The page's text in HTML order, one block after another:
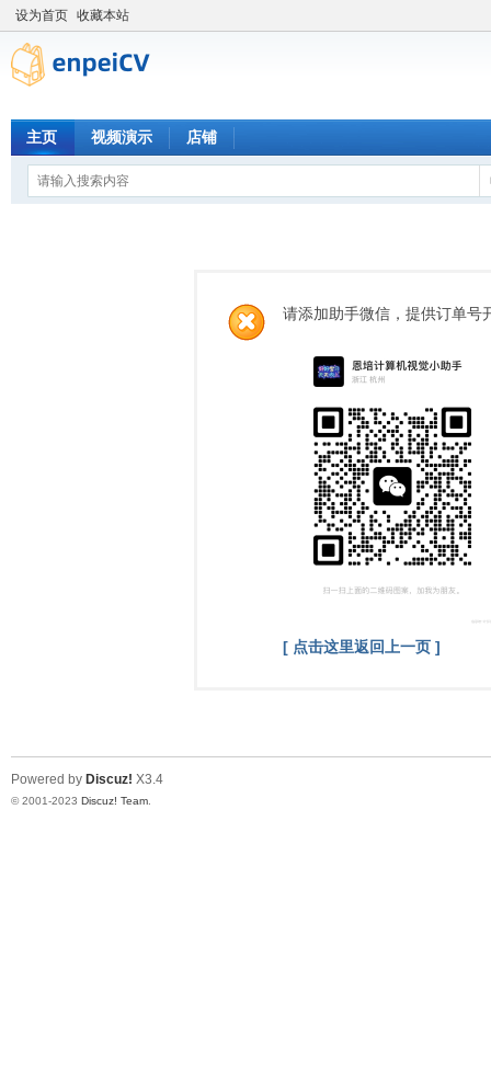
设为首页 收藏本站
主页 视频演示 店铺
请添加助手微信，提供订单号
[ 点击这里返回上一页 ]
Powered by Discuz! X3.4
© 2001-2023 Discuz! Team